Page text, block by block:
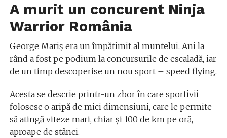
A murit un concurent Ninja
Warrior România
George Mariș era un împătimit al muntelui. Ani la
rând a fost pe podium la concursurile de escaladă, iar
de un timp descoperise un nou sport – speed flying.
Acesta se descrie printr-un zbor în care sportivii
folosesc o aripă de mici dimensiuni, care le permite
să atingă viteze mari, chiar şi 100 de km pe oră,
aproape de stânci.